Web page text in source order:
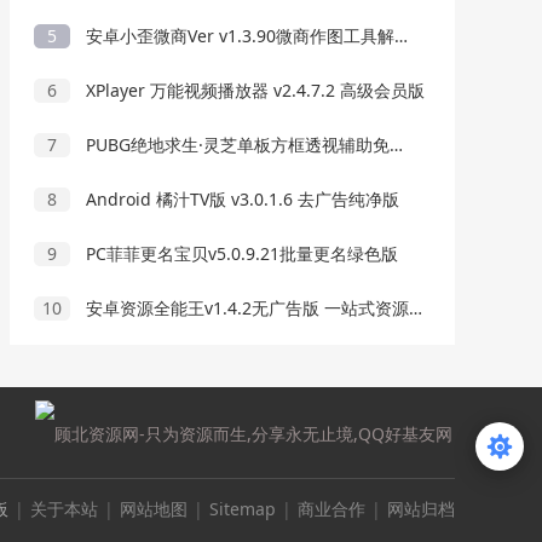
5 安卓小歪微商Ver v1.3.90微商作图工具解锁版
6 XPlayer 万能视频播放器 v2.4.7.2 高级会员版
7 PUBG绝地求生·灵芝单板方框透视辅助免费版 v8.18
8 Android 橘汁TV版 v3.0.1.6 去广告纯净版
9 PC菲菲更名宝贝v5.0.9.21批量更名绿色版
10 安卓资源全能王v1.4.2无广告版 一站式资源搜索神器
| 关于本站 | 网站地图 | Sitemap | 商业合作 | 网站归档